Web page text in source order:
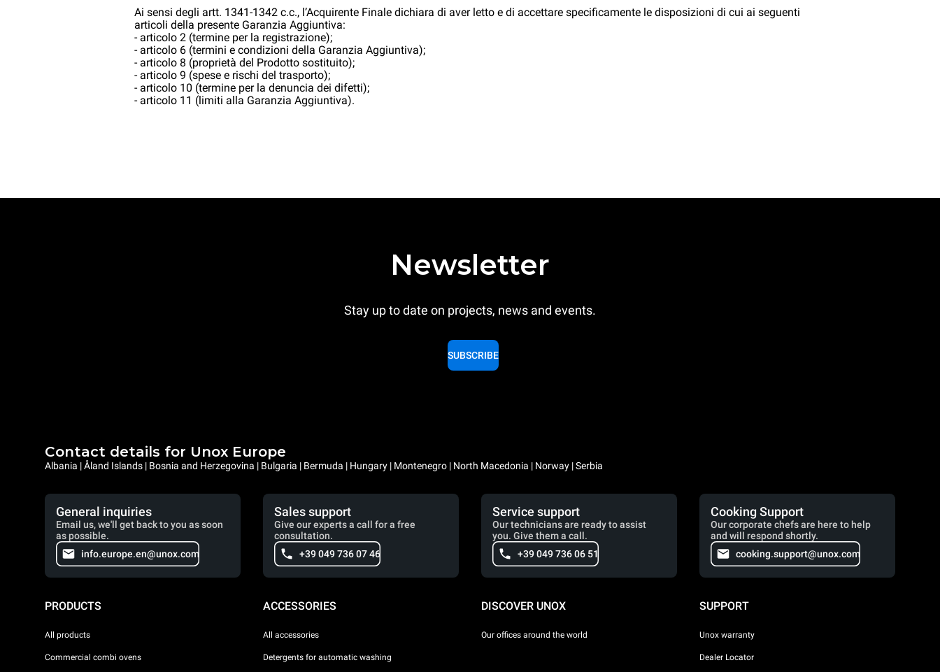
Ai sensi degli artt. 1341-1342 c.c., l’Acquirente Finale dichiara di aver letto e di accettare specificamente le disposizioni di cui ai seguenti
articoli della presente Garanzia Aggiuntiva:
- articolo 2 (termine per la registrazione);
- articolo 6 (termini e condizioni della Garanzia Aggiuntiva);
- articolo 8 (proprietà del Prodotto sostituito);
- articolo 9 (spese e rischi del trasporto);
- articolo 10 (termine per la denuncia dei difetti);
- articolo 11 (limiti alla Garanzia Aggiuntiva).
Newsletter
Stay up to date on projects, news and events.
SUBSCRIBE
Contact details for Unox Europe
Albania | Åland Islands | Bosnia and Herzegovina | Bulgaria | Bermuda | Hungary | Montenegro | North Macedonia | Norway | Serbia
General inquiries
Email us, we'll get back to you as soon
as possible.
info.europe.en@unox.com
Sales support
Give our experts a call for a free
consultation.
+39 049 736 07 46
Service support
Our technicians are ready to assist
you. Give them a call.
+39 049 736 06 51
Cooking Support
Our corporate chefs are here to help
and will respond shortly.
cooking.support@unox.com
PRODUCTS
All products
Commercial combi ovens
ACCESSORIES
All accessories
Detergents for automatic washing
DISCOVER UNOX
Our offices around the world
SUPPORT
Unox warranty
Dealer Locator